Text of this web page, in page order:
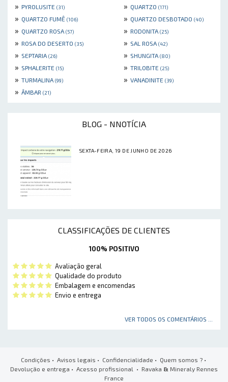
» PYROLUSITE (31) » QUARTZO (171)
» QUARTZO FUMÊ (106) » QUARTZO DESBOTADO (40)
» QUARTZO ROSA (57) » RODONITA (25)
» ROSA DO DESERTO (35) » SAL ROSA (42)
» SEPTARIA (26) » SHUNGITA (80)
» SPHALERITE (15) » TRILOBITE (25)
» TURMALINA (99) » VANADINITE (39)
» ÂMBAR (21)
BLOG - NNOTÍCIA
SEXTA-FEIRA, 19 DE JUNHO DE 2026
CLASSIFICAÇÕES DE CLIENTES
100% POSITIVO
Avaliação geral
Qualidade do produto
Embalagem e encomendas
Envio e entrega
VER TODOS OS COMENTÁRIOS ...
Condições • Avisos legais • Confidencialidade • Quem somos ?•
Devolução e entrega • Acesso profissional • Ravaka & Mineraly Rennes
France